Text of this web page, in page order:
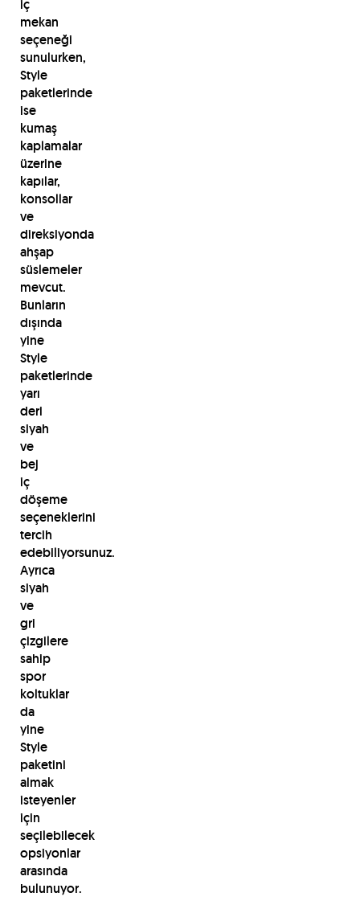
iç
mekan
seçeneği
sunulurken,
Style
paketlerinde
ise
kumaş
kaplamalar
üzerine
kapılar,
konsollar
ve
direksiyonda
ahşap
süslemeler
mevcut.
Bunların
dışında
yine
Style
paketlerinde
yarı
deri
siyah
ve
bej
iç
döşeme
seçeneklerini
tercih
edebiliyorsunuz.
Ayrıca
siyah
ve
gri
çizgilere
sahip
spor
koltuklar
da
yine
Style
paketini
almak
isteyenler
için
seçilebilecek
opsiyonlar
arasında
bulunuyor.